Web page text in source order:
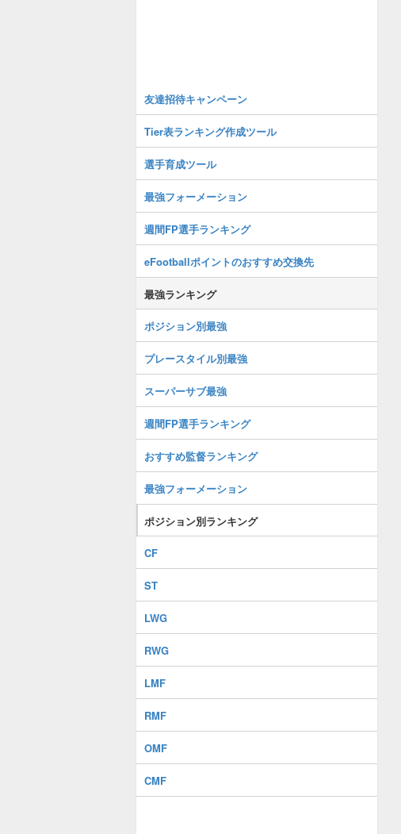
友達招待キャンペーン
Tier表ランキング作成ツール
選手育成ツール
最強フォーメーション
週間FP選手ランキング
eFootballポイントのおすすめ交換先
最強ランキング
ポジション別最強
プレースタイル別最強
スーパーサブ最強
週間FP選手ランキング
おすすめ監督ランキング
最強フォーメーション
ポジション別ランキング
CF
ST
LWG
RWG
LMF
RMF
OMF
CMF